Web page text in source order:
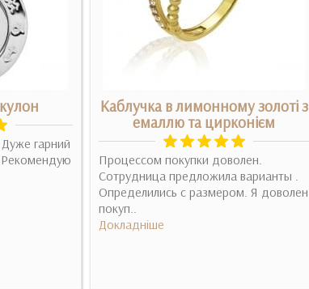
гарний
Рекомендую
Каблучка в лимонному золоті з
емаллю та цирконієм
Процессом покупки доволен.
Сотрудница предложила варианты .
Определились с размером. Я доволен
покуп..
Докладніше